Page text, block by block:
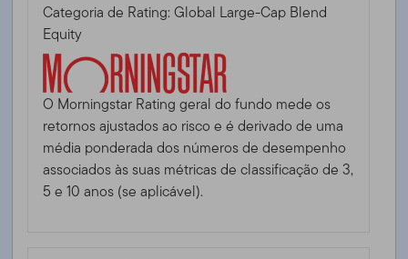
Categoria de Rating: Global Large-Cap Blend
Equity
O Morningstar Rating geral do fundo mede os
retornos ajustados ao risco e é derivado de uma
média ponderada dos números de desempenho
associados às suas métricas de classificação de 3,
5 e 10 anos (se aplicável).